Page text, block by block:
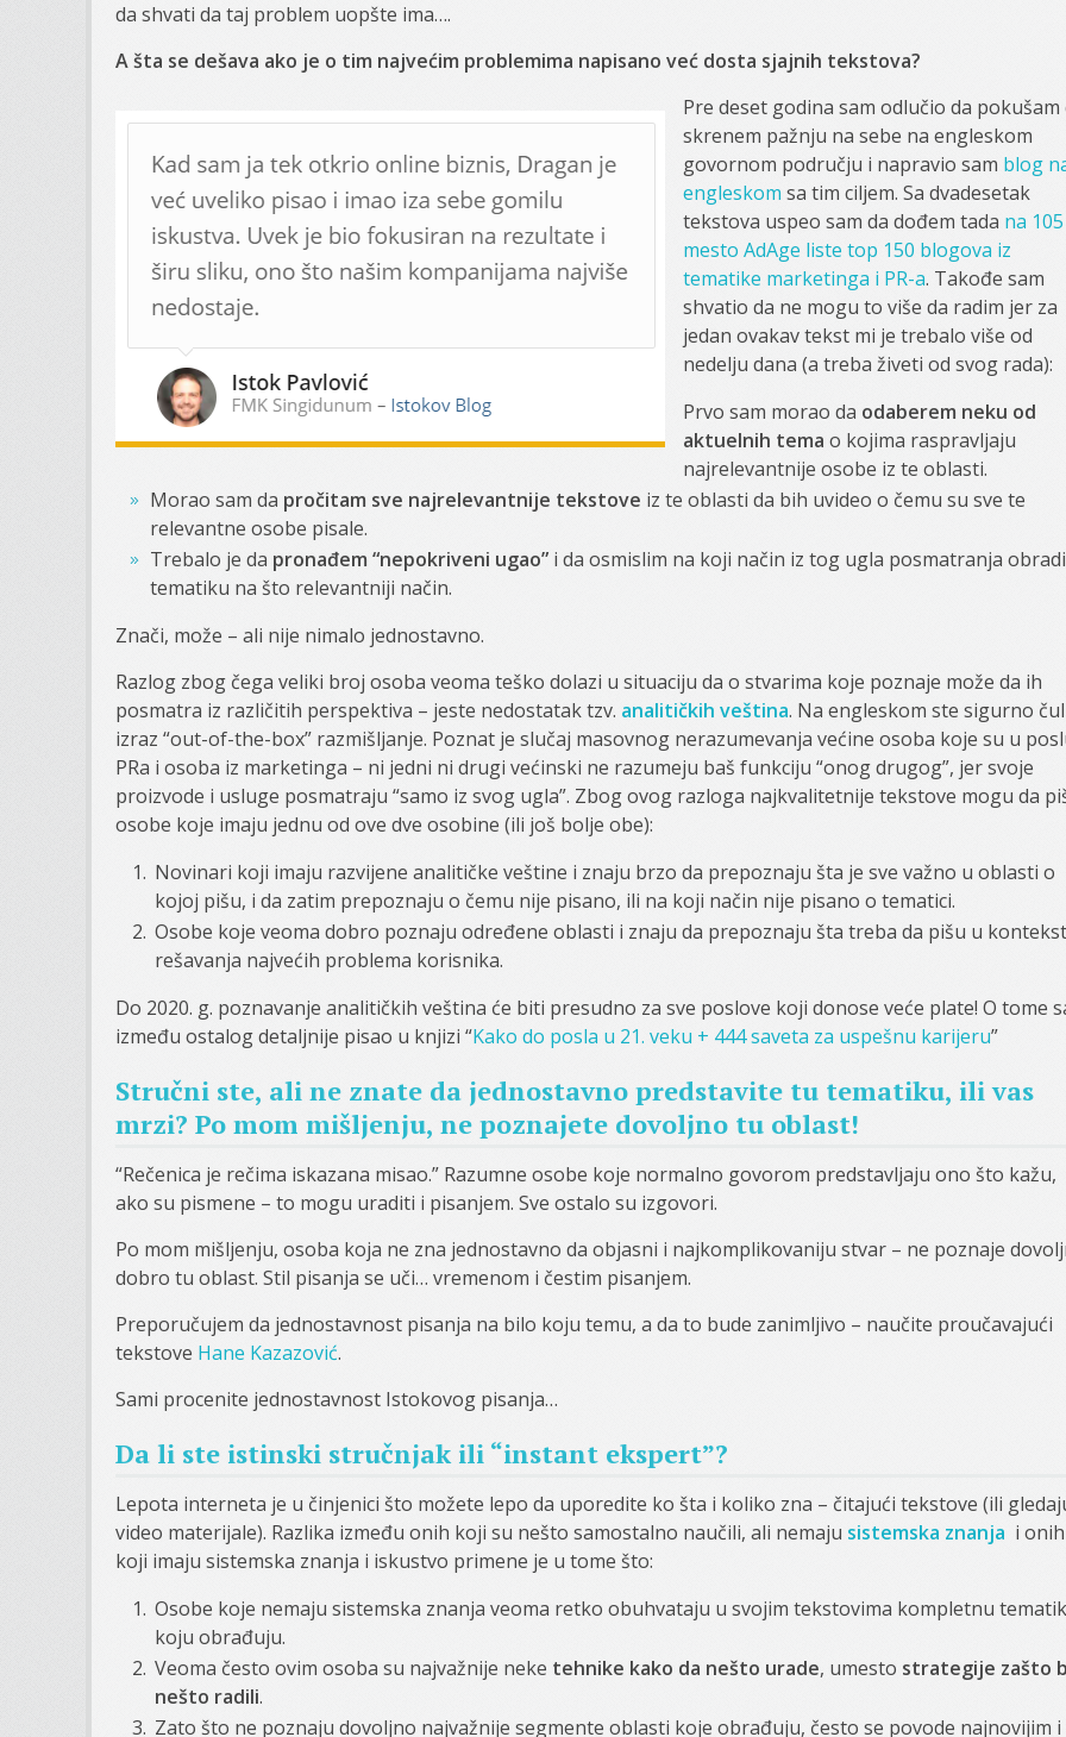
da shvati da taj problem uopšte ima….
A šta se dešava ako je o tim najvećim problemima napisano već dosta sjajnih tekstova?
Pre deset godina sam odlučio da pokušam
skrenem pažnju na sebe na engleskom
govornom području i napravio sam blog
engleskom sa tim ciljem. Sa dvadesetak
tekstova uspeo sam da dođem tada na 105
mesto AdAge liste top 150 blogova iz
tematike marketinga i PR-a. Takođe sam
shvatio da ne mogu to više da radim jer za
jedan ovakav tekst mi je trebalo više od
nedelju dana (a treba živeti od svog rada):
Prvo sam morao da odaberem neku od
aktuelnih tema o kojima raspravljaju
najrelevantnije osobe iz te oblasti.
Morao sam da pročitam sve najrelevantnije tekstove iz te oblasti da bih uvideo o čemu su sve te
relevantne osobe pisale.
Trebalo je da pronađem “nepokriveni ugao” i da osmislim na koji način iz tog ugla posmatranja
tematiku na što relevantniji način.
Znači, može – ali nije nimalo jednostavno.
Razlog zbog čega veliki broj osoba veoma teško dolazi u situaciju da o stvarima koje poznaje može da ih
posmatra iz različitih perspektiva – jeste nedostatak tzv. analitičkih veština. Na engleskom ste sigurno
izraz “out-of-the-box” razmišljanje. Poznat je slučaj masovnog nerazumevanja većine osoba koje su u
PRa i osoba iz marketinga – ni jedni ni drugi većinski ne razumeju baš funkciju “onog drugog”, jer svoje
proizvode i usluge posmatraju “samo iz svog ugla”. Zbog ovog razloga najkvalitetnije tekstove mogu da
osobe koje imaju jednu od ove dve osobine (ili još bolje obe):
Novinari koji imaju razvijene analitičke veštine i znaju brzo da prepoznaju šta je sve važno u oblasti o
kojoj pišu, i da zatim prepoznaju o čemu nije pisano, ili na koji način nije pisano o tematici.
Osobe koje veoma dobro poznaju određene oblasti i znaju da prepoznaju šta treba da pišu u
rešavanja najvećih problema korisnika.
Do 2020. g. poznavanje analitičkih veština će biti presudno za sve poslove koji donose veće plate! O tome
između ostalog detaljnije pisao u knjizi “Kako do posla u 21. veku + 444 saveta za uspešnu karijeru”
Stručni ste, ali ne znate da jednostavno predstavite tu tematiku, ili vas
mrzi? Po mom mišljenju, ne poznajete dovoljno tu oblast!
“Rečenica je rečima iskazana misao.” Razumne osobe koje normalno govorom predstavljaju ono što kažu,
ako su pismene – to mogu uraditi i pisanjem. Sve ostalo su izgovori.
Po mom mišljenju, osoba koja ne zna jednostavno da objasni i najkomplikovaniju stvar – ne poznaje
dobro tu oblast. Stil pisanja se uči… vremenom i čestim pisanjem.
Preporučujem da jednostavnost pisanja na bilo koju temu, a da to bude zanimljivo – naučite proučavajući
tekstove Hane Kazazović.
Sami procenite jednostavnost Istokovog pisanja…
Da li ste istinski stručnjak ili “instant ekspert”?
Lepota interneta je u činjenici što možete lepo da uporedite ko šta i koliko zna – čitajući tekstove (ili
video materijale). Razlika između onih koji su nešto samostalno naučili, ali nemaju sistemska znanja i onih
koji imaju sistemska znanja i iskustvo primene je u tome što:
Osobe koje nemaju sistemska znanja veoma retko obuhvataju u svojim tekstovima kompletnu
koju obrađuju.
Veoma često ovim osoba su najvažnije neke tehnike kako da nešto urade, umesto strategije zašto
nešto radili.
Zato što ne poznaju dovoljno najvažnije segmente oblasti koje obrađuju, često se povode najnovijim i